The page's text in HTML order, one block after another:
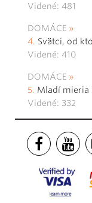
Videné: 481
DOMÁCE
Svätci, od
Videné: 410
DOMÁCE
Mladí mieria
Videné: 332